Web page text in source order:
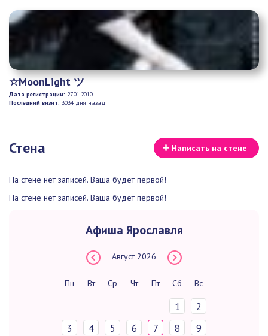
☆MoonLight ツ
Дата регистрации: 27.01.2010
Последний визит: 3034 дня назад
Написать на стене
Стена
На стене нет записей. Ваша будет первой!
На стене нет записей. Ваша будет первой!
Афиша Ярославля
Август 2026
Пн Вт Ср Чт Пт Сб Вс
1
2
3
4 5 6 7 8
9